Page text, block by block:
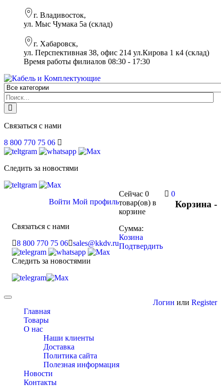
г. Владивосток,
ул. Мыс Чумака 5а (склад)
г. Хабаровск,
ул. Перспективная 38, офис 214 ул.Кирова 1 к4 (склад)
Время работы филиалов 08:30 - 17:30
Связаться с нами
8 800 770 75 06
Следить за новостями
Корзина -
0
Сейчас 0
товар(ов) в
корзине
Сумма:
Козина
Подтвердить
Войти Мой профиль
Связаться с нами
8 800 770 75 06 sales@kkdv.ru
Следить за новостямии
Toggle
navigationГлавная
Товары
О нас
Наши клиенты
Доставка
Политика сайта
Полезная информация
Новости
Контакты
Логин или Register